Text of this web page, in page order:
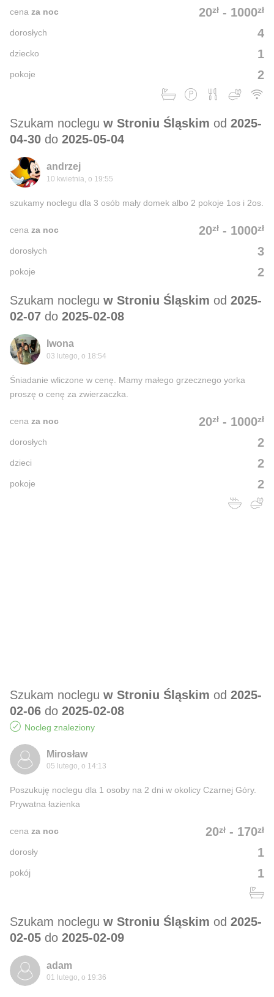
20zł - 1000zł
cena za noc
4
dorosłych
1
dziecko
2
pokoje
Szukam noclegu w Stroniu Śląskim od 2025-
04-30 do 2025-05-04
andrzej
10 kwietnia, o 19:55
szukamy noclegu dla 3 osób mały domek albo 2 pokoje 1os i 2os.
20zł - 1000zł
cena za noc
3
dorosłych
2
pokoje
Szukam noclegu w Stroniu Śląskim od 2025-
02-07 do 2025-02-08
Iwona
03 lutego, o 18:54
Śniadanie wliczone w cenę. Mamy małego grzecznego yorka
proszę o cenę za zwierzaczka.
20zł - 1000zł
cena za noc
2
dorosłych
2
dzieci
2
pokoje
Szukam noclegu w Stroniu Śląskim od 2025-
02-06 do 2025-02-08
Nocleg znaleziony
Mirosław
05 lutego, o 14:13
Poszukuję noclegu dla 1 osoby na 2 dni w okolicy Czarnej Góry.
Prywatna łazienka
20zł - 170zł
cena za noc
1
dorosły
1
pokój
Szukam noclegu w Stroniu Śląskim od 2025-
02-05 do 2025-02-09
adam
01 lutego, o 19:36